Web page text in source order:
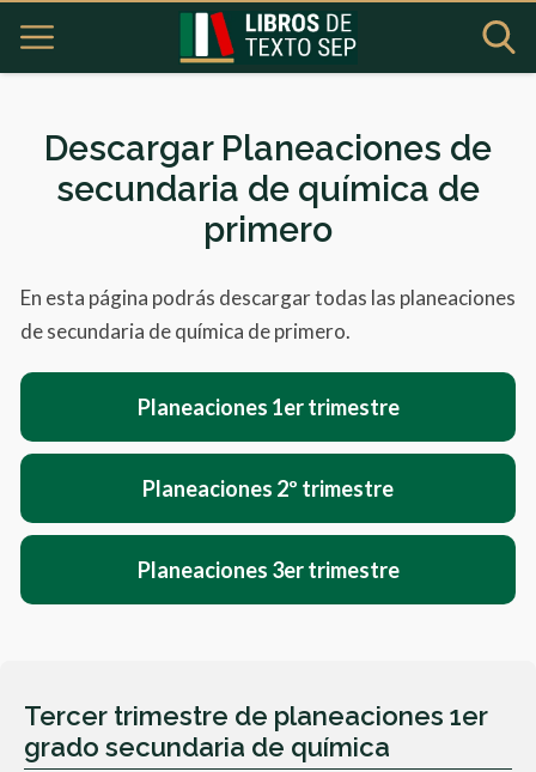
Descargar Planeaciones de
secundaria de química de
primero
En esta página podrás descargar todas las planeaciones
de secundaria de química de primero.
Planeaciones 1er trimestre
Planeaciones 2º trimestre
Planeaciones 3er trimestre
Tercer trimestre de planeaciones 1er
grado secundaria de química